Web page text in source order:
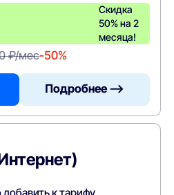
Скидка
50% на 2
месяца!
₽/мес-50%
Подробнее —>